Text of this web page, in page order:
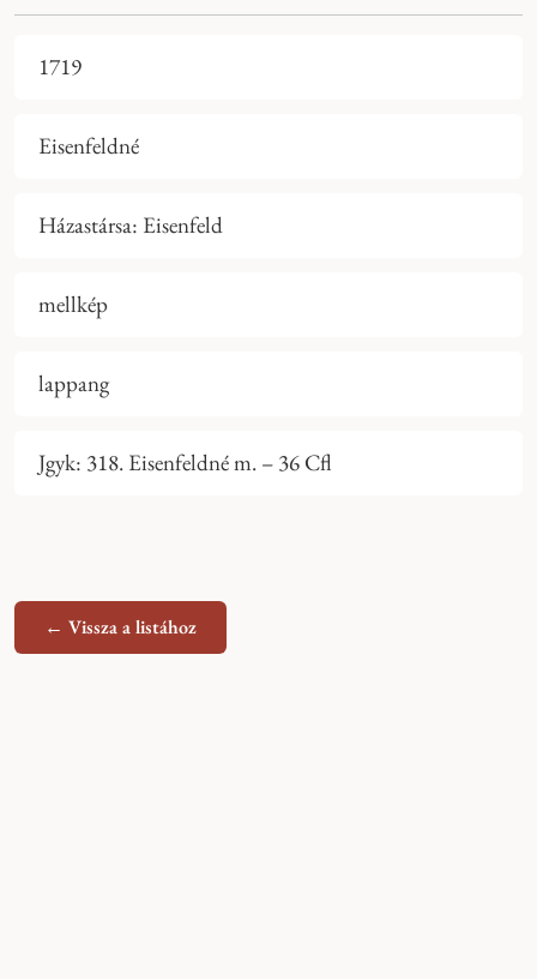
1719
Eisenfeldné
Házastársa: Eisenfeld
mellkép
lappang
Jgyk: 318. Eisenfeldné m. – 36 Cfl
← Vissza a listához